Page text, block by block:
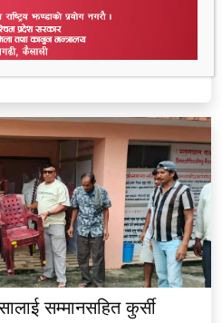
मृत्यु प्रकरण: २२ लाखमा
सम्मानसहित कुर्सी